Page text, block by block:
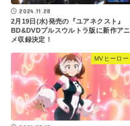
2024.11.28
2月19日(水)発売の『ユアネクスト』
BD&DVDプルスウルトラ版に新作アニ
メ収録決定！
MVヒーロー